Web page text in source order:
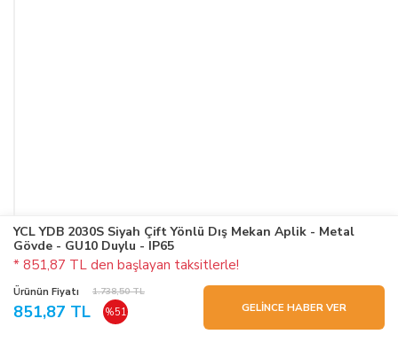
YCL YDB 2030S Siyah Çift Yönlü Dış Mekan Aplik - Metal
Gövde - GU10 Duylu - IP65
* 851,87 TL den başlayan taksitlerle!
Ürünün Fiyatı 1.738,50 TL
851,87 TL %51 GELİNCE HABER VER